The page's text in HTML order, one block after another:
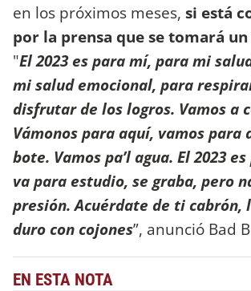
en los próximos meses, si está
por la prensa que se tomará un
"El 2023 es para mí, para mi
mi salud emocional, para
disfrutar de los logros. Vamos a
Vámonos para aquí, vamos para
bote. Vamos pa’l agua. El 2023
va para estudio, se graba, pero
presión. Acuérdate de ti cabrón,
duro con cojones”, anunció Bad
EN ESTA NOTA